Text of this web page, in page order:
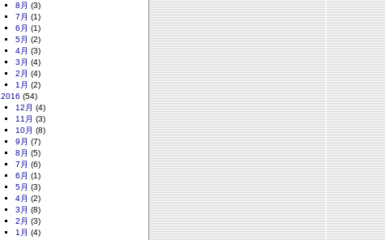
8月 (3)
7月 (1)
6月 (1)
5月 (2)
4月 (3)
3月 (4)
2月 (4)
1月 (2)
2016 (54)
12月 (4)
11月 (3)
10月 (8)
9月 (7)
8月 (5)
7月 (6)
6月 (1)
5月 (3)
4月 (2)
3月 (8)
2月 (3)
1月 (4)